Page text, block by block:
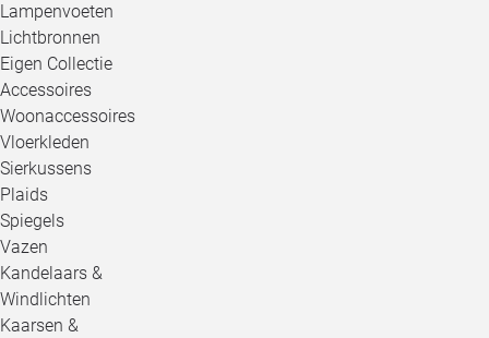
Lampenvoeten
Lichtbronnen
Eigen Collectie
Accessoires
Woonaccessoires
Vloerkleden
Sierkussens
Plaids
Spiegels
Vazen
Kandelaars &
Windlichten
Kaarsen &